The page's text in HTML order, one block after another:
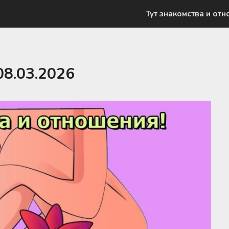
Тут знакомства и